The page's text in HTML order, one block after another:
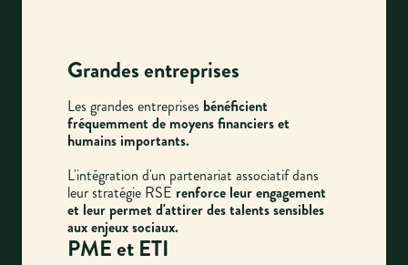
Grandes entreprises
Les grandes entreprises bénéficient
fréquemment de moyens financiers et
humains importants.
L'intégration d'un partenariat associatif dans
leur stratégie RSE renforce leur engagement
et leur permet d'attirer des talents sensibles
aux enjeux sociaux.
PME et ETI